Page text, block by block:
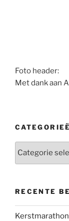
Foto header:
Met dank aan
RECENTE